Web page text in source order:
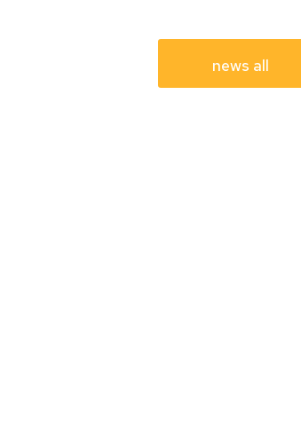
news all